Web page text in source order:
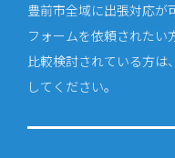
豊前市全域に出張対応が
フォームを依頼されたい
比較検討されている方は
してください。